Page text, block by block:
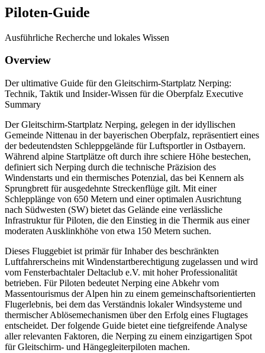
Piloten-Guide
Ausführliche Recherche und lokales Wissen
Overview
Der ultimative Guide für den Gleitschirm-Startplatz Nerping:
Technik, Taktik und Insider-Wissen für die Oberpfalz Executive
Summary
Der Gleitschirm-Startplatz Nerping, gelegen in der idyllischen
Gemeinde Nittenau in der bayerischen Oberpfalz, repräsentiert eines
der bedeutendsten Schleppgelände für Luftsportler in Ostbayern.
Während alpine Startplätze oft durch ihre schiere Höhe bestechen,
definiert sich Nerping durch die technische Präzision des
Windenstarts und ein thermisches Potenzial, das bei Kennern als
Sprungbrett für ausgedehnte Streckenflüge gilt. Mit einer
Schlepplänge von 650 Metern und einer optimalen Ausrichtung
nach Südwesten (SW) bietet das Gelände eine verlässliche
Infrastruktur für Piloten, die den Einstieg in die Thermik aus einer
moderaten Ausklinkhöhe von etwa 150 Metern suchen.
Dieses Fluggebiet ist primär für Inhaber des beschränkten
Luftfahrerscheins mit Windenstartberechtigung zugelassen und wird
vom Fensterbachtaler Deltaclub e.V. mit hoher Professionalität
betrieben. Für Piloten bedeutet Nerping eine Abkehr vom
Massentourismus der Alpen hin zu einem gemeinschaftsorientierten
Flugerlebnis, bei dem das Verständnis lokaler Windsysteme und
thermischer Ablösemechanismen über den Erfolg eines Flugtages
entscheidet. Der folgende Guide bietet eine tiefgreifende Analyse
aller relevanten Faktoren, die Nerping zu einem einzigartigen Spot
für Gleitschirm- und Hängegleiterpiloten machen.